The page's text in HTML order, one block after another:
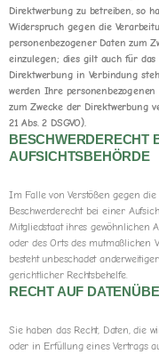
Direktwerbung zu betreiben, so
Widerspruch gegen die
personenbezogener Daten zum
einzulegen; dies gilt auch für
Direktwerbung in Verbindung
werden Ihre
zum Zwecke der Direktwerbung
21 Abs. 2 DSGVO).
BESCHWERDERECHT
AUFSICHTSBEHÖRDE
Im Falle von Verstößen gegen
Beschwerderecht bei einer
Mitgliedstaat ihres gewöhnlichen
oder des Orts des mutmaßlichen
besteht unbeschadet
gerichtlicher Rechtsbehelfe.
RECHT AUF
Sie haben das Recht, Daten, die
oder in Erfüllung eines Vertrags